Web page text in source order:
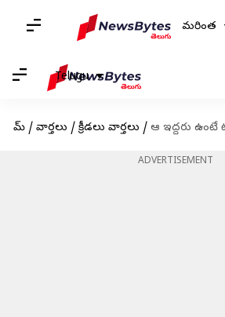
మరింత
Telugu
హోమ్ / వార్తలు / క్రీడలు వార్తలు / ఆ ఇద్దరు ఉంటే
ADVERTISEMENT